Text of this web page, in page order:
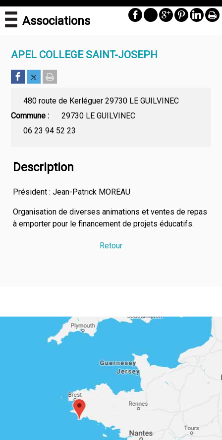
Associations
APEL COLLEGE SAINT-JOSEPH
480 route de Kerléguer 29730 LE GUILVINEC
Commune
29730 LE GUILVINEC
06 23 94 52 23
Description
Président : Jean-Patrick MOREAU
Organisation de diverses animations et ventes de repas
à emporter pour le financement de projets éducatifs.
Retour